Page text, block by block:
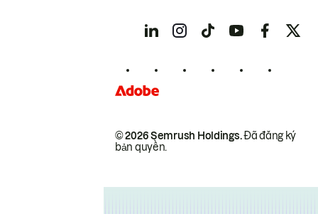
© 2026 Semrush Holdings.Đã đăng ký
bản quyền.